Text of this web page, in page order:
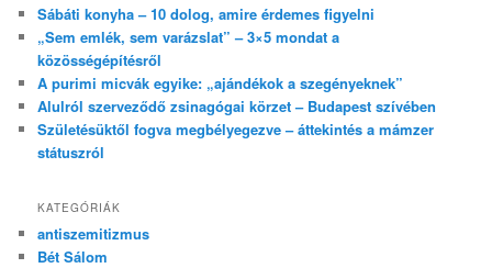
Sábáti konyha – 10 dolog, amire érdemes figyelni
„Sem emlék, sem varázslat” – 3×5 mondat a
közösségépítésről
A purimi micvák egyike: „ajándékok a szegényeknek”
Alulról szerveződő zsinagógai körzet – Budapest szívében
Születésüktől fogva megbélyegezve – áttekintés a mámzer
státuszról
KATEGÓRIÁK
antiszemitizmus
Bét Sálom